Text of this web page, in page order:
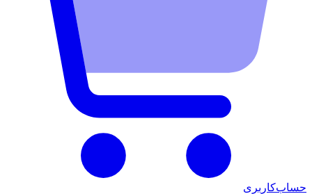
حساب‌کاربری